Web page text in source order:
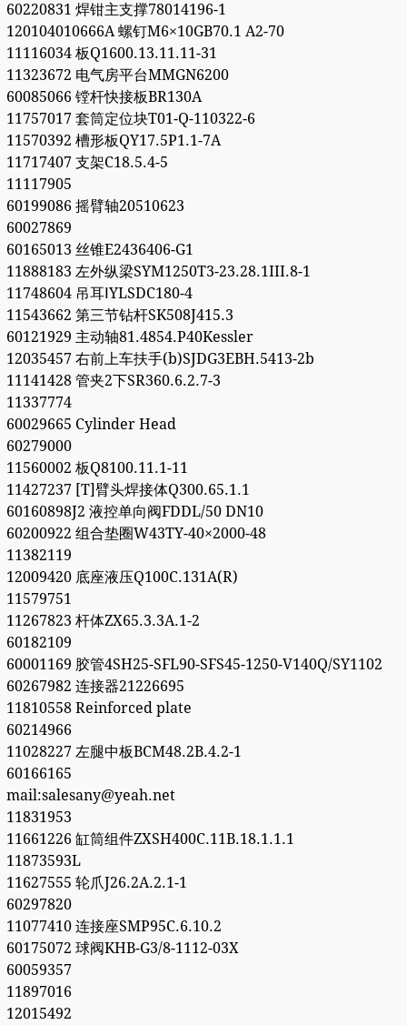
60220831 焊钳主支撑78014196-1
120104010666A 螺钉M6×10GB70.1 A2-70
11116034 板Q1600.13.11.11-31
11323672 电气房平台MMGN6200
60085066 镗杆快接板BR130A
11757017 套筒定位块T01-Q-110322-6
11570392 槽形板QY17.5P1.1-7A
11717407 支架C18.5.4-5
11117905
60199086 摇臂轴20510623
60027869
60165013 丝锥E2436406-G1
11888183 左外纵梁SYM1250T3-23.28.1III.8-1
11748604 吊耳ⅠYLSDC180-4
11543662 第三节钻杆SK508J415.3
60121929 主动轴81.4854.P40Kessler
12035457 右前上车扶手(b)SJDG3EBH.5413-2b
11141428 管夹2下SR360.6.2.7-3
11337774
60029665 Cylinder Head
60279000
11560002 板Q8100.11.1-11
11427237 [T]臂头焊接体Q300.65.1.1
60160898J2 液控单向阀FDDL/50 DN10
60200922 组合垫圈W43TY-40×2000-48
11382119
12009420 底座液压Q100C.131A(R)
11579751
11267823 杆体ZX65.3.3A.1-2
60182109
60001169 胶管4SH25-SFL90-SFS45-1250-V140Q/SY1102
60267982 连接器21226695
11810558 Reinforced plate
60214966
11028227 左腿中板BCM48.2B.4.2-1
60166165
mail:salesany@yeah.net
11831953
11661226 缸筒组件ZXSH400C.11B.18.1.1.1
11873593L
11627555 轮爪J26.2A.2.1-1
60297820
11077410 连接座SMP95C.6.10.2
60175072 球阀KHB-G3/8-1112-03X
60059357
11897016
12015492